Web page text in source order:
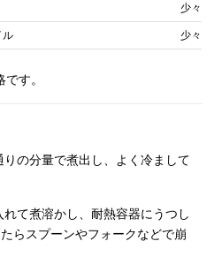
少々
ル 少々
す。
の分量で煮出し、よく冷まして
て煮溶かし、耐熱容器にうつし
らスプーンやフォークなどで崩